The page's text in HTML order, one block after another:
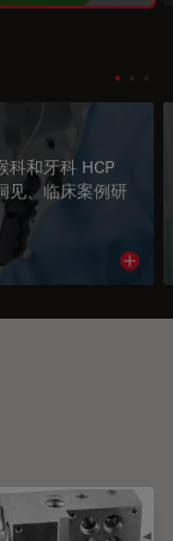
科和牙科 HCP
见、临床案例研